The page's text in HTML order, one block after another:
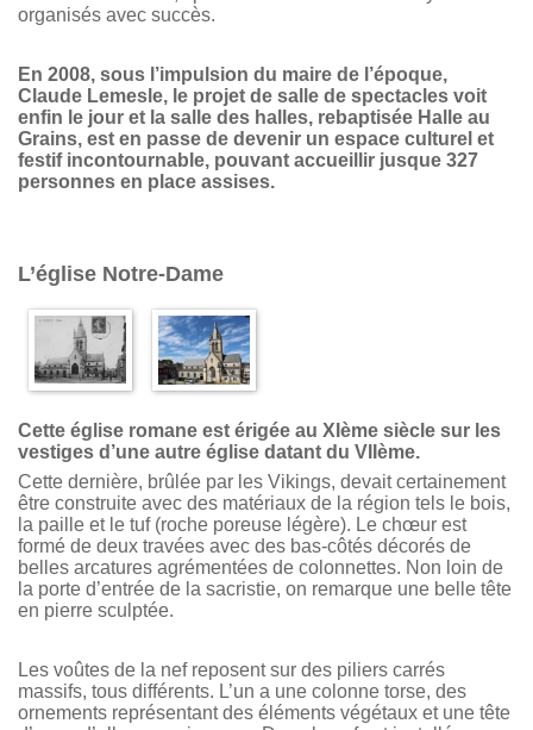
organisés avec succès.
En 2008, sous l’impulsion du maire de l’époque,
Claude Lemesle, le projet de salle de spectacles voit
enfin le jour et la salle des halles, rebaptisée Halle au
Grains, est en passe de devenir un espace culturel et
festif incontournable, pouvant accueillir jusque 327
personnes en place assises.
L’église Notre-Dame
Cette église romane est érigée au XIème siècle sur les
vestiges d’une autre église datant du VIIème.
Cette dernière, brûlée par les Vikings, devait certainement
être construite avec des matériaux de la région tels le bois,
la paille et le tuf (roche poreuse légère). Le chœur est
formé de deux travées avec des bas-côtés décorés de
belles arcatures agrémentées de colonnettes. Non loin de
la porte d’entrée de la sacristie, on remarque une belle tête
en pierre sculptée.
Les voûtes de la nef reposent sur des piliers carrés
massifs, tous différents. L’un a une colonne torse, des
ornements représentant des éléments végétaux et une tête